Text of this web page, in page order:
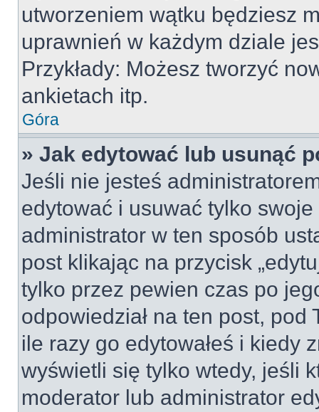
utworzeniem wątku będziesz
uprawnień w każdym dziale
Przykłady: Możesz tworzyć
ankietach itp.
Góra
» Jak edytować lub usunąć
Jeśli nie jesteś
edytować i usuwać tylko
administrator w ten sposób
post klikając na przycisk
tylko przez pewien czas po
odpowiedział na ten post,
ile razy go edytowałeś i kiedy
wyświetli się tylko wtedy, jeśli
moderator lub administrator